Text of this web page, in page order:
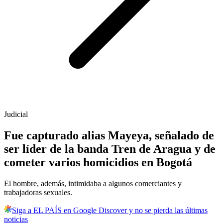
Judicial
Fue capturado alias Mayeya, señalado de
ser líder de la banda Tren de Aragua y de
cometer varios homicidios en Bogotá
El hombre, además, intimidaba a algunos comerciantes y
trabajadoras sexuales.
Siga a EL PAÍS en Google Discover y no se pierda las últimas
noticias